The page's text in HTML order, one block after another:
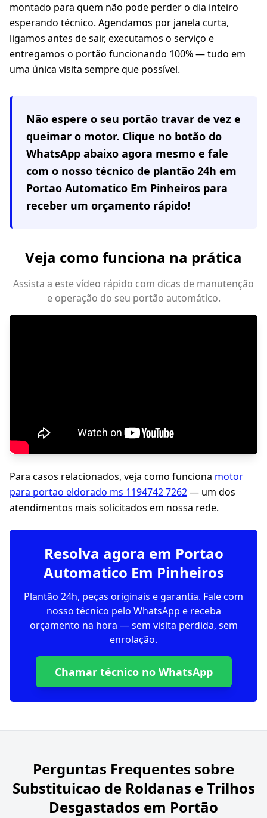
montado para quem não pode perder o dia inteiro
esperando técnico. Agendamos por janela curta,
ligamos antes de sair, executamos o serviço e
entregamos o portão funcionando 100% — tudo em
uma única visita sempre que possível.
Não espere o seu portão travar de vez e
queimar o motor. Clique no botão do
WhatsApp abaixo agora mesmo e fale
com o nosso técnico de plantão 24h em
Portao Automatico Em Pinheiros para
receber um orçamento rápido!
Veja como funciona na prática
Assista a este vídeo rápido com dicas de manutenção
e operação do seu portão automático.
Para casos relacionados, veja como funciona motor
para portao eldorado ms 1194742 7262— um dos
atendimentos mais solicitados em nossa rede.
Resolva agora em Portao
Automatico Em Pinheiros
Plantão 24h, peças originais e garantia. Fale com
nosso técnico pelo WhatsApp e receba
orçamento na hora — sem visita perdida, sem
enrolação.
Chamar técnico no WhatsApp
Perguntas Frequentes sobre
Substituicao de Roldanas e Trilhos
Desgastados em Portão